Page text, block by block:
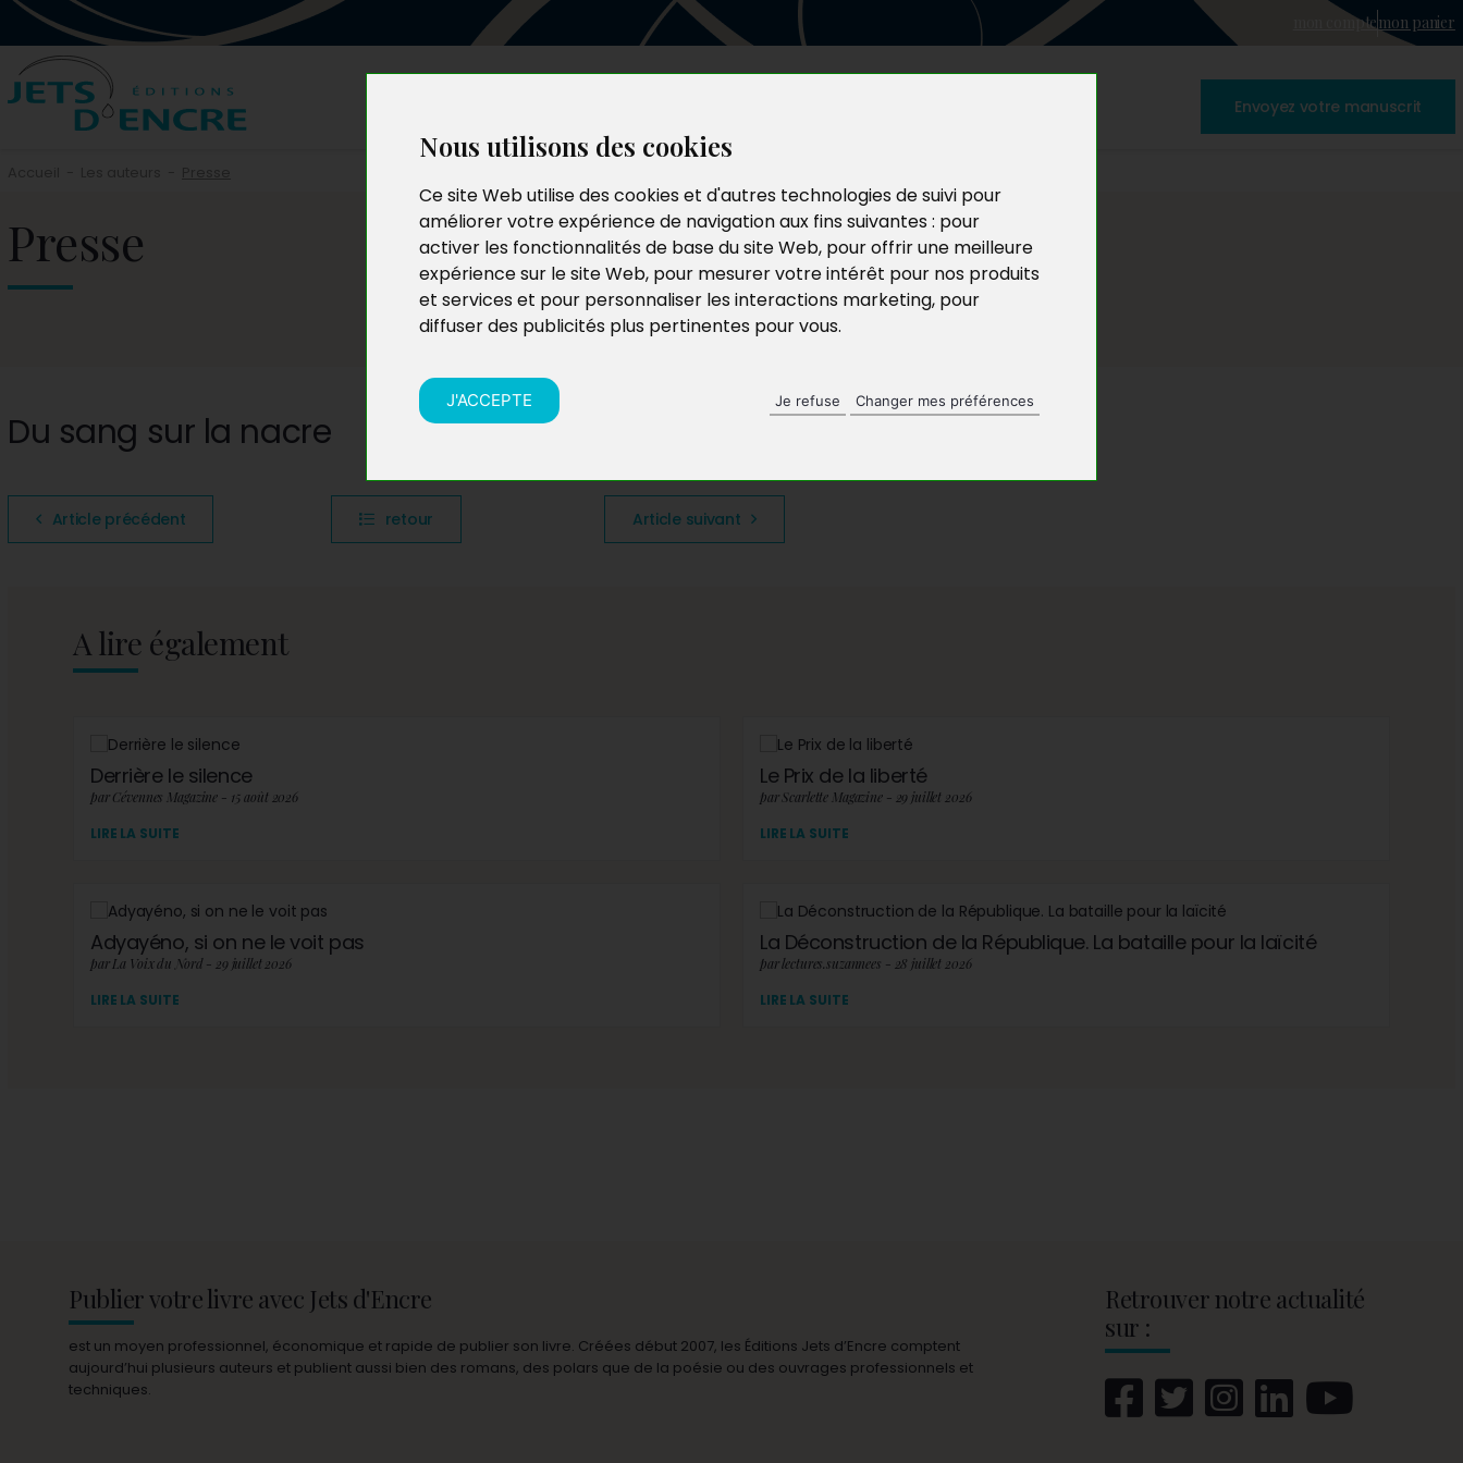
Nous utilisons des cookies
Ce site Web utilise des cookies et d'autres technologies de suivi pour
améliorer votre expérience de navigation aux fins suivantes : pour
activer les fonctionnalités de base du site Web, pour offrir une meilleure
expérience sur le site Web, pour mesurer votre intérêt pour nos produits
et services et pour personnaliser les interactions marketing, pour
diffuser des publicités plus pertinentes pour vous.
J'ACCEPTE Je refuse Changer mes préférences
mon comptemon panier
Envoyez votre manuscrit
Presse
Du sang sur la nacre
Article précédent retour Article suivant
A lire également
Derrière le silence
par Cévennes Magazine - 15 août 2026
LIRE LA SUITE
Le Prix de la liberté
par Scarlette Magazine - 29 juillet 2026
LIRE LA SUITE
Adyayéno, si on ne le voit pas
par La Voix du Nord - 29 juillet 2026
LIRE LA SUITE
La Déconstruction de la République. La bataille pour la laïcité
par lectures.suzannees - 28 juillet 2026
LIRE LA SUITE
Publier votre livre avec Jets d'Encre
est un moyen professionnel, économique et rapide de publier son livre. Créées début 2007, les Éditions Jets d’Encre comptent
aujourd’hui plusieurs auteurs et publient aussi bien des romans, des polars que de la poésie ou des ouvrages professionnels et
techniques.
Retrouver notre actualité
sur :